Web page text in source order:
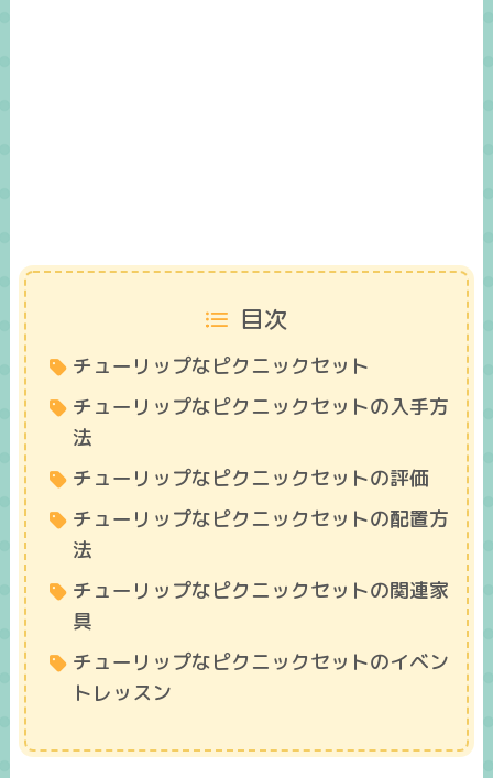
目次
チューリップなピクニックセット
チューリップなピクニックセットの入手方
法
チューリップなピクニックセットの評価
チューリップなピクニックセットの配置方
法
チューリップなピクニックセットの関連家
具
チューリップなピクニックセットのイベン
トレッスン